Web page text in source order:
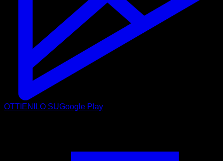
OTTIENILO SUGoogle Play